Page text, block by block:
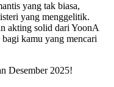
yang tak biasa,
yang menggelitik.
akting solid dari YoonA
kamu yang mencari
Desember 2025!